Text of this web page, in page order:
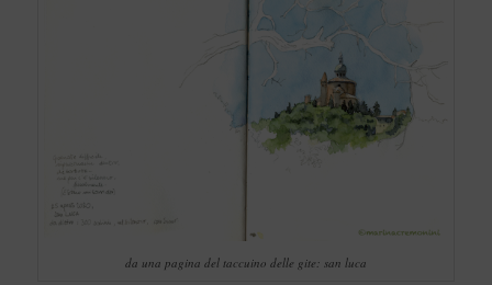
da una pagina del taccuino delle gite: san luca